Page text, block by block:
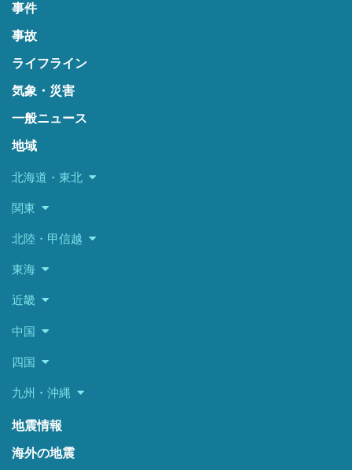
事件
事故
ライフライン
気象・災害
一般ニュース
地域
北海道・東北
関東
北陸・甲信越
東海
近畿
中国
四国
九州・沖縄
地震情報
海外の地震